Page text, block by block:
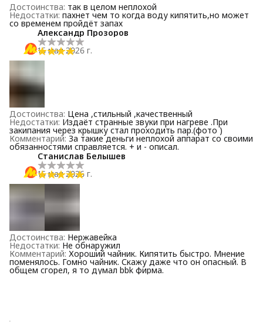
Достоинства: так в целом неплохой
Недостатки: пахнет чем то когда воду кипятить,но может
со временем пройдёт запах
Александр Прозоров
16 мая 2026 г.
Достоинства: Цена ,стильный ,качественный
Недостатки: Издаёт странные звуки при нагреве .При
закипания через крышку стал проходить пар.(фото )
Комментарий: За такие деньги неплохой аппарат со своими
обязанностями справляется. + и - описал.
Станислав Белышев
15 мая 2026 г.
Достоинства: Нержавейка
Недостатки: Не обнаружил
Комментарий: Хороший чайник. Кипятить быстро. Мнение
поменялось. Гомно чайник. Скажу даже что он опасный. В
общем сгорел, я то думал bbk фирма.